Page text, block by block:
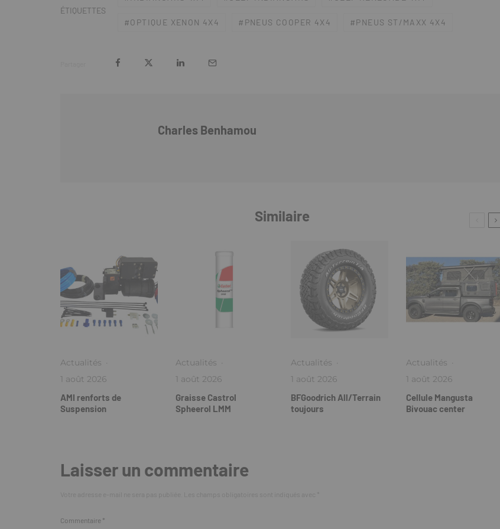
ÉTIQUETTES
OPTIQUE XENON 4X4 PNEUS COOPER 4X4 PNEUS ST/MAXX 4X4
Charles Benhamou
Similaire
Actualités ·
1 août 2026
AMI renforts de
Suspension
Actualités ·
1 août 2026
Graisse Castrol
Spheerol LMM
Actualités ·
1 août 2026
BFGoodrich All/Terrain
toujours
Actualités ·
1 août 2026
Cellule Mangusta
Bivouac center
Laisser un commentaire
Commentaire *